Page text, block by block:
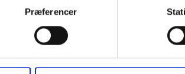
Præferencer